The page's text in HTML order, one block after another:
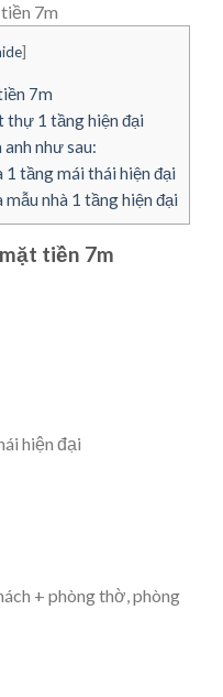
7m
]
7m
thự 1 tầng hiện đại
anh như sau:
1 tầng mái thái hiện đại
nhà 1 tầng hiện đại
tiền 7m
hiện đại
+ phòng thờ, phòng